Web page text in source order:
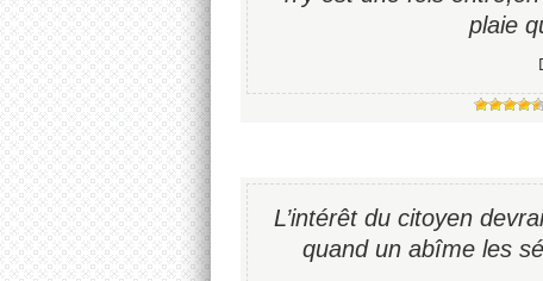
plaie
L’intérêt du citoyen
quand un abîme les